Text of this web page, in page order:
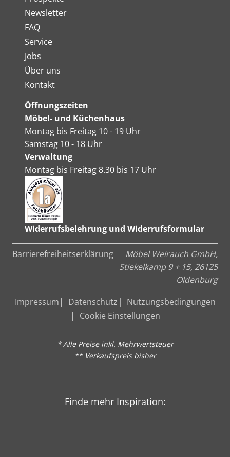
Newsletter
FAQ
Service
Jobs
Über uns
Kontakt
Öffnungszeiten
Möbel- und Küchenhaus
Montag bis Freitag 10 - 19 Uhr
Samstag 10 - 18 Uhr
Verwaltung
Montag bis Freitag 8.30 bis 17 Uhr
Widerrufsbelehrung und Widerrufsformular
Barrierefreiheitserklärung
Möbel Weirauch GmbH,
Stiekelkamp 9 + 15, 26125
Oldenburg
Impressum
Datenschutz
Nutzungsbedingungen
Cookie Einstellungen
* Alle Preise inkl. Mehrwertsteuer
** Verkaufspreis bisher
Finde mehr Inspiration: